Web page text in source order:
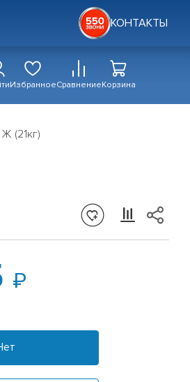
КОНТАКТЫ
ИзбранноеСравнениеКорзина
(21кг)